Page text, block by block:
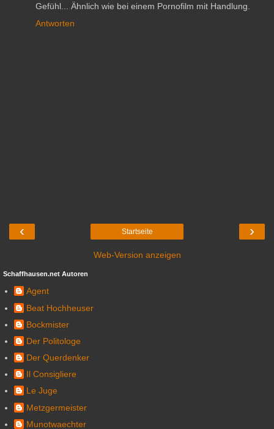
Gefühl... Ähnlich wie bei einem Pornofilm mit Handlung.
Antworten
‹ ›
Startseite
Web-Version anzeigen
Schaffhausen.net Autoren
Agent
Beat Hochheuser
Bockmister
Der Politologe
Der Querdenker
Il Consigliere
Le Juge
Metzgermeister
Munotwaechter